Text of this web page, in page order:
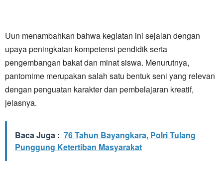
Uun menambahkan bahwa kegiatan ini sejalan dengan
upaya peningkatan kompetensi pendidik serta
pengembangan bakat dan minat siswa. Menurutnya,
pantomime merupakan salah satu bentuk seni yang relevan
dengan penguatan karakter dan pembelajaran kreatif,
jelasnya.
Baca Juga : 76 Tahun Bayangkara, Polri Tulang
Punggung Ketertiban Masyarakat